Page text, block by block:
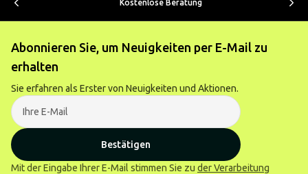
Kostenlose Beratung
Abonnieren Sie, um Neuigkeiten per E-Mail zu
erhalten
Sie erfahren als Erster von Neuigkeiten und Aktionen.
Bestätigen
Mit der Eingabe Ihrer E-Mail stimmen Sie zu der Verarbeitung